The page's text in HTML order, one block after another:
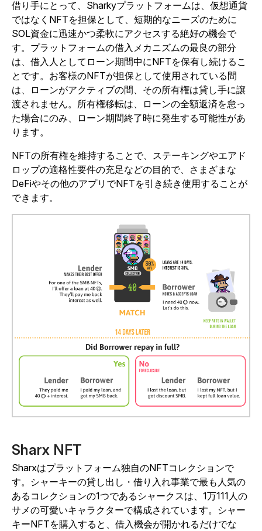
借り手にとって、Sharkyプラットフォームは、仮想通貨
ではなくNFTを担保として、短期的なニーズのために
SOL資金に迅速かつ柔軟にアクセスする絶好の機会で
す。プラットフォームの借入メカニズムの最良の部分
は、借入人としてローン期間中にNFTを保有し続けるこ
とです。お客様のNFTが担保として使用されている間
は、ローンがアクティブの間、その所有権は貸し手に譲
渡されません。所有権移転は、ローンの全額返済を怠っ
た場合にのみ、ローン期間終了時に発生する可能性があ
ります。
NFTの所有権を維持することで、ステーキングやエアド
ロップの適格性要件の充足などの目的で、さまざまな
DeFiやその他のアプリでNFTを引き続き使用することが
できます。
Sharx NFT
Sharxはプラットフォーム独自のNFTコレクションで
す。シャーキーの貸し出し・借り入れ事業で最も人気の
あるコレクションの1つであるシャークスは、1万111人の
サメの可愛いキャラクターで構成されています。シャー
キーNFTを購入すると、借入機会が開かれるだけでな